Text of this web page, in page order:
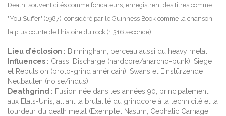
Death, souvent cités comme fondateurs, enregistrent des titres comme
"You Suffer" (1987), considéré par le Guinness Book comme la chanson
la plus courte de l’histoire du rock (1,316 seconde).
Lieu d’éclosion : Birmingham, berceau aussi du heavy metal.
Influences : Crass, Discharge (hardcore/anarcho-punk), Siege
et Repulsion (proto-grind américain), Swans et Einstürzende
Neubauten (noise/indus).
Deathgrind : Fusion née dans les années 90, principalement
aux États-Unis, alliant la brutalité du grindcore à la technicité et la
lourdeur du death metal (Exemple : Nasum, Cephalic Carnage,